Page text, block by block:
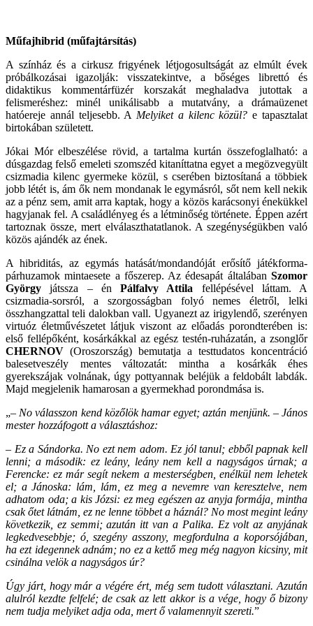
Műfajhibrid (műfajtársítás)
A színház és a cirkusz frigyének létjogosultságát az elmúlt évek
próbálkozásai igazolják: visszatekintve, a bőséges librettó és
didaktikus kommentárfüzér korszakát meghaladva jutottak a
felismeréshez: minél unikálisabb a mutatvány, a drámaüzenet
hatóereje annál teljesebb. A Melyiket a kilenc közül? e tapasztalat
birtokában született.
Jókai Mór elbeszélése rövid, a tartalma kurtán összefoglalható: a
dúsgazdag felső emeleti szomszéd kitaníttatna egyet a megözvegyült
csizmadia kilenc gyermeke közül, s cserében biztosítaná a többiek
jobb létét is, ám ők nem mondanak le egymásról, sőt nem kell nekik
az a pénz sem, amit arra kaptak, hogy a közös karácsonyi énekükkel
hagyjanak fel. A családlényeg és a létminőség története. Éppen azért
tartoznak össze, mert elválaszthatatlanok. A szegénységükben való
közös ajándék az ének.
A hibriditás, az egymás hatását/mondandóját erősítő játékforma-
párhuzamok mintaesete a főszerep. Az édesapát általában Szomor
György játssza – én Pálfalvy Attila fellépésével láttam. A
csizmadia-sorsról, a szorgosságban folyó nemes életről, lelki
összhangzattal teli dalokban vall. Ugyanezt az irigylendő, szerényen
virtuóz életművészetet látjuk viszont az előadás porondterében is:
első fellépőként, kosárkákkal az egész testén-ruházatán, a zsonglőr
CHERNOV (Oroszország) bemutatja a testtudatos koncentráció
balesetveszély mentes változatát: mintha a kosárkák éhes
gyerekszájak volnának, úgy pottyannak beléjük a feldobált labdák.
Majd megjelenik hamarosan a gyermekhad porondmása is.
„– No válasszon kend közőlök hamar egyet; aztán menjünk. – János
mester hozzáfogott a választáshoz:
– Ez a Sándorka. No ezt nem adom. Ez jól tanul; ebből papnak kell
lenni; a második: ez leány, leány nem kell a nagyságos úrnak; a
Ferencke: ez már segít nekem a mesterségben, enélkül nem lehetek
el; a Jánoska: lám, lám, ez meg a nevemre van keresztelve, nem
adhatom oda; a kis Józsi: ez meg egészen az anyja formája, mintha
csak őtet látnám, ez ne lenne többet a háznál? No most megint leány
következik, ez semmi; azután itt van a Palika. Ez volt az anyjának
legkedvesebbje; ó, szegény asszony, megfordulna a koporsójában,
ha ezt idegennek adnám; no ez a kettő meg még nagyon kicsiny, mit
csinálna velök a nagyságos úr?
Úgy járt, hogy már a végére ért, még sem tudott választani. Azután
alulról kezdte felfelé; de csak az lett akkor is a vége, hogy ő bizony
nem tudja melyiket adja oda, mert ő valamennyit szereti.”